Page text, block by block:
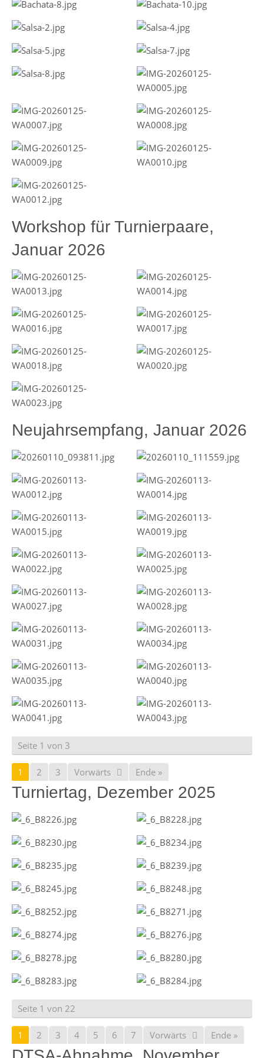
Workshop für Turnierpaare,
Januar 2026
Neujahrsempfang, Januar 2026
Seite 1 von 3
1 2 3 Vorwärts Ende »
Turniertag, Dezember 2025
Seite 1 von 22
1 2 3 4 5 6 7 Vorwärts Ende »